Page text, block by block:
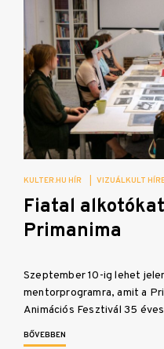
KULTER.HU HÍR VIZUÁLKULT
Fiatal
Primanima
Szeptember 10-ig lehet
mentorprogramra, amit a
Animációs Fesztivál 35
BŐVEBBEN